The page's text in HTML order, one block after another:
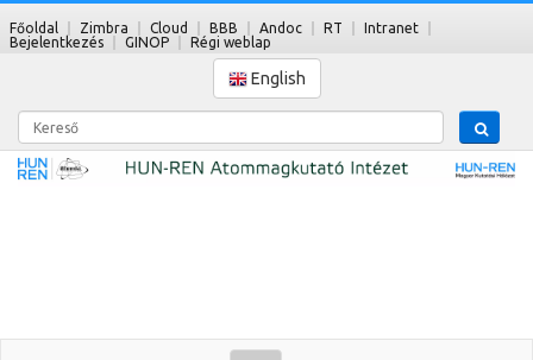
Főoldal Zimbra Cloud BBB Andoc RT
Intranet
Bejelentkezés
GINOP Régi weblap
English
Kereső